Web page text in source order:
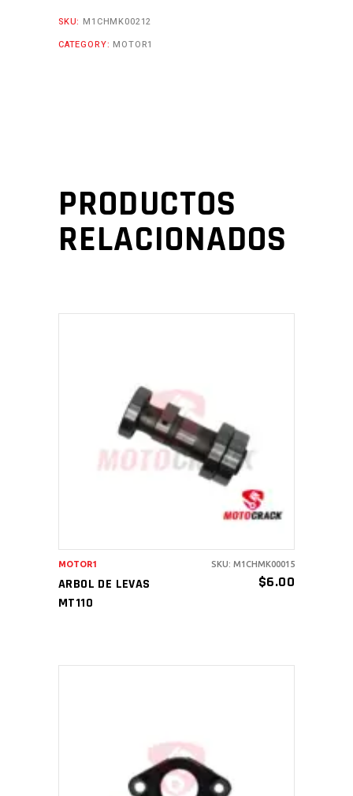
SKU: M1CHMK00212
CATEGORY: MOTOR1
PRODUCTOS
RELACIONADOS
AÑADIR AL CARRITO
ARBOL DE LEVAS
MT110
$6.00
MOTOR1 SKU: M1CHMK00015
AÑADIR AL CARRITO